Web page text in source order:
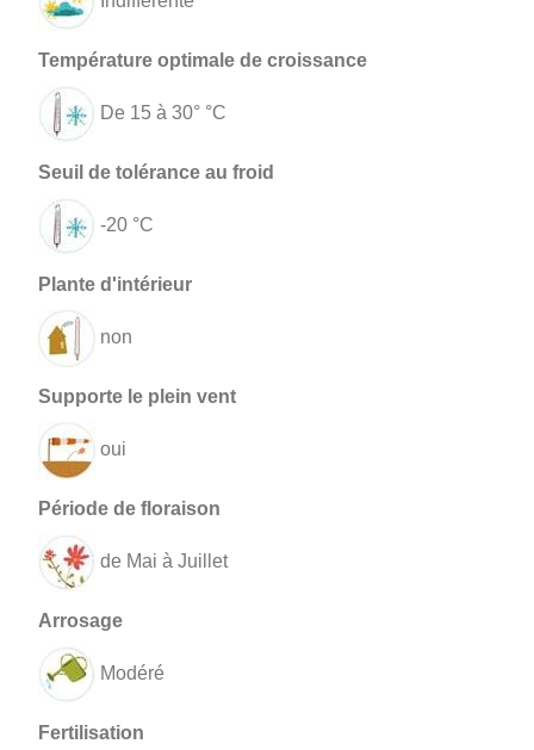
De 15 à 30° °C
-20 °C
non
oui
de Mai à Juillet
Modéré